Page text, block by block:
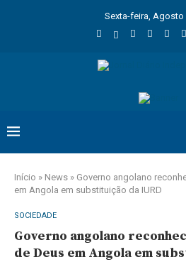
Sexta-feira, Agosto
Início » News » Governo angolano
em Angola em substituição da IURD
SOCIEDADE
Governo angolano
de Deus em Angola em